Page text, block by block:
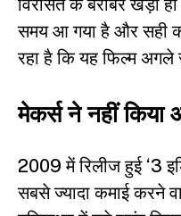
विरासत के बराबर खड़ी
समय आ गया है और सही
रहा है कि यह फिल्म
मेकर्स ने नहीं किया
2009 में रिलीज हुई ‘3
सबसे ज्यादा कमाई करने